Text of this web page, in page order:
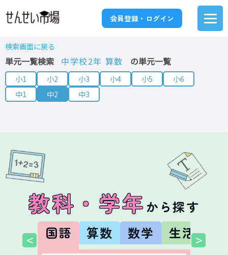
会員登録・ログイン
検索画面に戻る
単元一覧検索 中学校2年 算数 の単元一覧
小1 小2 小3 小4 小5
小6
中1
中2 中3
教科・学年 から探す
国語
算数 数学 生活
< >